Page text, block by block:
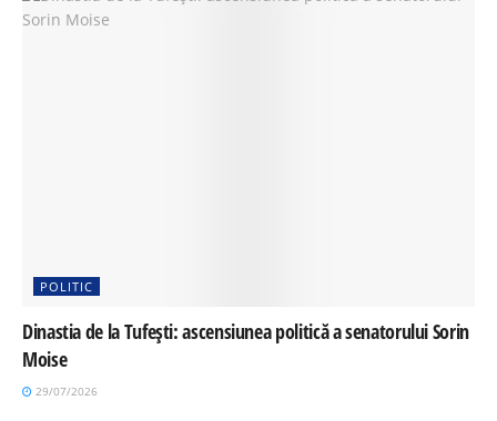
POLITIC
Dinastia de la Tufești: ascensiunea politică a senatorului Sorin
Moise
29/07/2026